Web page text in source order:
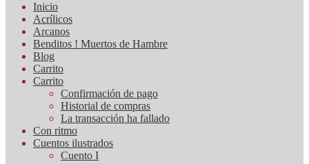
Inicio
Acrílicos
Arcanos
Benditos ! Muertos de Hambre
Blog
Carrito
Carrito
Confirmación de pago
Historial de compras
La transacción ha fallado
Con ritmo
Cuentos ilustrados
Cuento I